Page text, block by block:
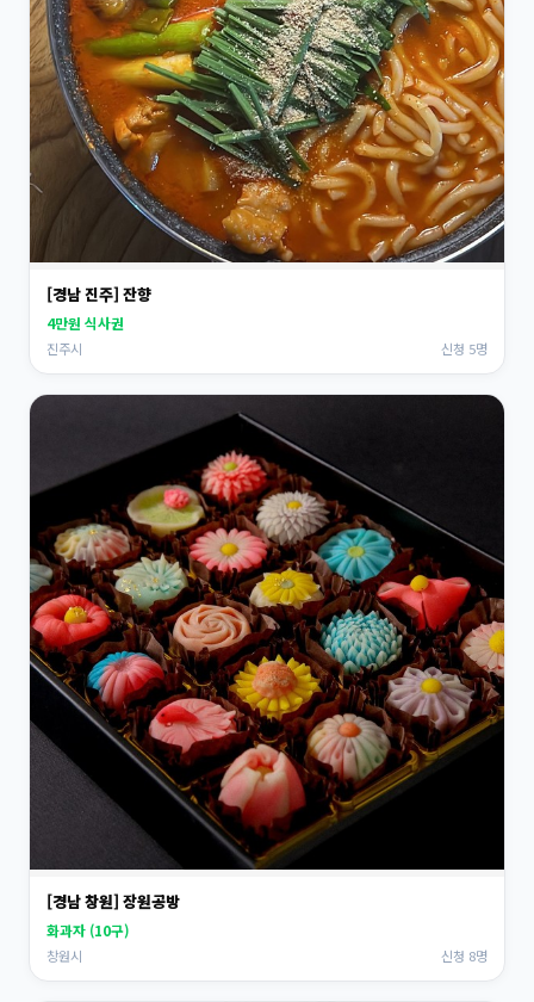
[경남 진주] 잔향
4만원 식사권
진주시 신청 5명
[경남 창원] 장원공방
화과자 (10구)
창원시 신청 8명